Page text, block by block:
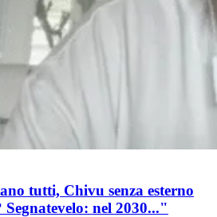
tutti, Chivu senza esterno
Segnatevelo: nel 2030..."